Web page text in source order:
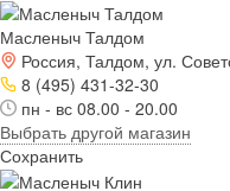
Масленыч Талдом
Россия, Талдом, ул.
8 (495) 431-32-30
пн - вс 08.00 - 20.00
Выбрать другой магазин
Сохранить